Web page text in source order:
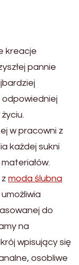
kreacje
pannie
w pracowni z
każdej sukni
moda ślubna
do
na
wpisujący się
osobliwe